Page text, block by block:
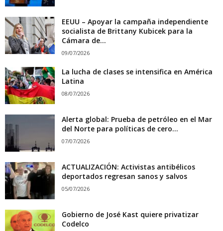
EEUU – Apoyar la campaña independiente
socialista de Brittany Kubicek para la
Cámara de...
09/07/2026
La lucha de clases se intensifica en América
Latina
08/07/2026
Alerta global: Prueba de petróleo en el Mar
del Norte para políticas de cero...
07/07/2026
ACTUALIZACIÓN: Activistas antibélicos
deportados regresan sanos y salvos
05/07/2026
Gobierno de José Kast quiere privatizar
Codelco